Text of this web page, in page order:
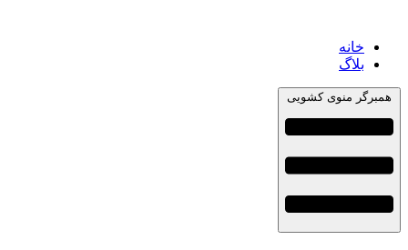
خانه
بلاگ
همبرگر منوی کشویی